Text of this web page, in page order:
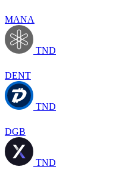
MANA
TND
DENT
TND
DGB
TND